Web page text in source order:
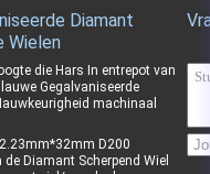
diamant
verpakking:
karton
Gewicht:
66kg
Diamant
Wielen
die Hars In entrepot van
Gegalvaniseerde
machinaal
D200
de Diamant Scherpend Wiel